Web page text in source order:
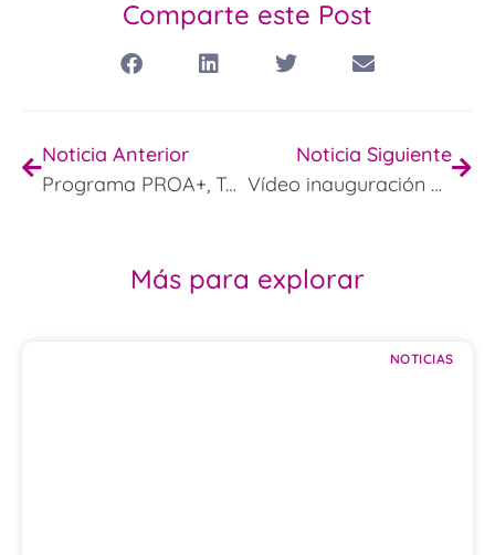
Comparte este Post
Noticia Anterior
Programa PROA+, Teatro y emociones
Noticia Siguiente
Vídeo inauguración de la Biblioteca BIJAVA
Más para explorar
NOTICIAS